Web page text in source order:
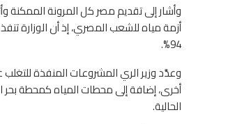
وأشار إلى تقديم مصر كل المرونة الممكنة
أزمة مياه للشعب المصري، إذ أن الوزارة
94%.
وعدَّد وزير الري المشروعات المنفذة
الحالية.